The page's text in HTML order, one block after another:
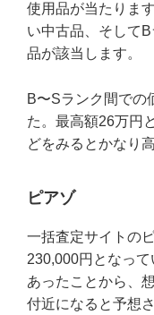
使用品が当たりま
い中古品、そして
品が該当します。
B〜Sランク間での
た。最高額26万円
どをみるとかなり
ピアゾ
一括査定サイトの
230,000円となっ
あったことから、
付近になると予想